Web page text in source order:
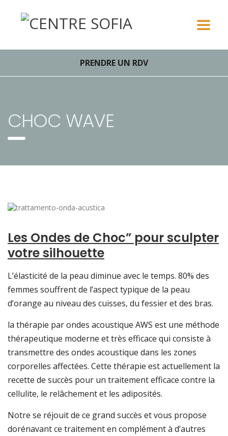
PRENDRE UN RDV
CHOC WAVE
Les Ondes de Choc” pour sculpter
votre silhouette
L’élasticité de la peau diminue avec le temps. 80% des
femmes souffrent de l’aspect typique de la peau
d’orange au niveau des cuisses, du fessier et des bras.
la thérapie par ondes acoustique AWS est une méthode
thérapeutique moderne et très efficace qui consiste à
transmettre des ondes acoustique dans les zones
corporelles affectées. Cette thérapie est actuellement la
recette de succès pour un traitement efficace contre la
cellulite, le relâchement et les adiposités.
Notre se réjouit de ce grand succès et vous propose
dorénavant ce traitement en complément à d’autres